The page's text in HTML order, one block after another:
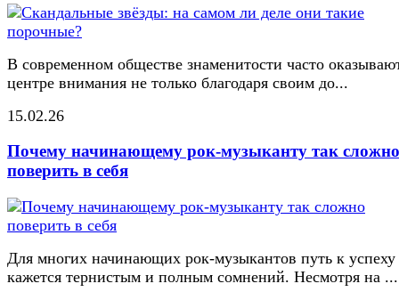
В современном обществе знаменитости часто
центре внимания не только благодаря своим до...
15.02.26
Почему начинающему рок-музыканту так сложно
поверить в себя
Для многих начинающих рок-музыкантов путь к успеху
кажется тернистым и полным сомнений. Несмотря на ...